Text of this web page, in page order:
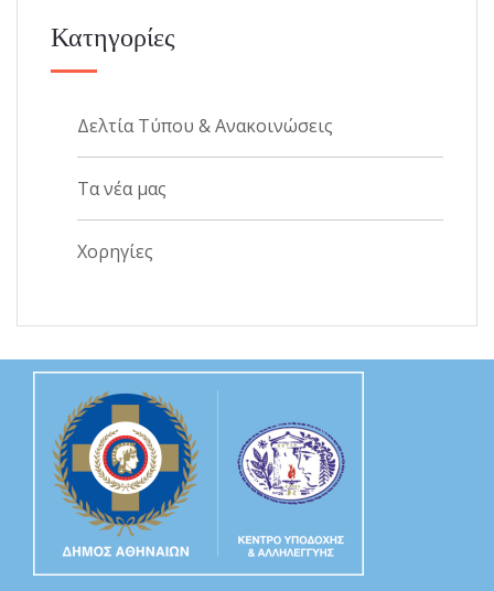
Κατηγορίες
Δελτία Τύπου & Ανακοινώσεις
Τα νέα μας
Χορηγίες